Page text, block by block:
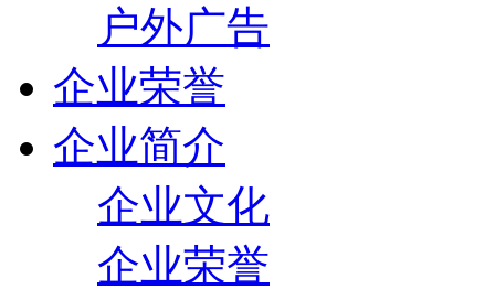
户外广告
企业荣誉
企业简介
企业文化
企业荣誉